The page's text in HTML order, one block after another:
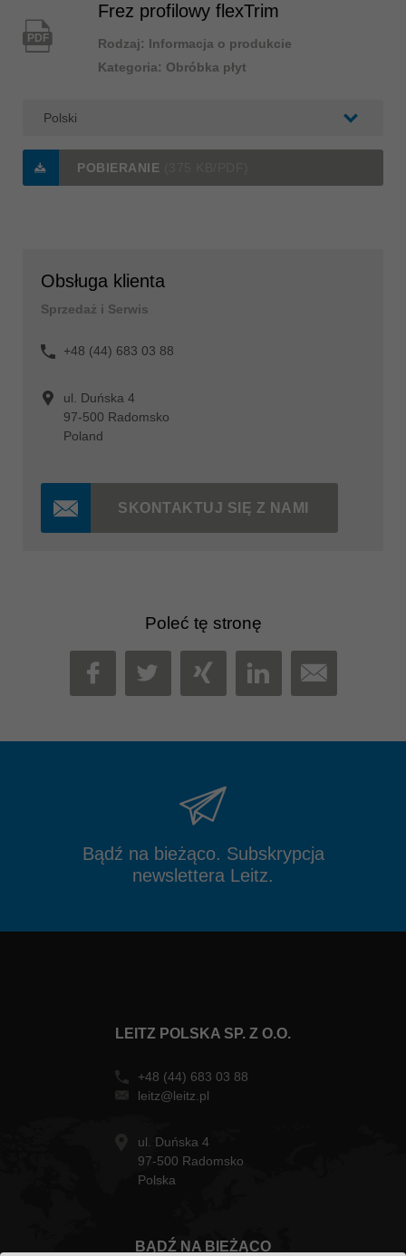
PDF
Frez profilowy flexTrim
Rodzaj: Informacja o produkcie
Kategoria: Obróbka płyt
POBIERANIE
Obsługa klienta
Sprzedaż i Serwis
+48 (44) 683 03 88
ul. Duńska 4
97-500 Radomsko
Poland
SKONTAKTUJ SIĘ Z NAMI
Poleć tę stronę
FACEBOOK
TWITTER
XINGLINKEDIN
MAIL
Bądź na bieżąco. Subskrypcja
newslettera Leitz.
LEITZ POLSKA SP. Z O.O.
+48 (44) 683 03 88
leitz@leitz.pl
ul. Duńska 4
97-500 Radomsko
Polska
BĄDŹ NA BIEŻĄCO